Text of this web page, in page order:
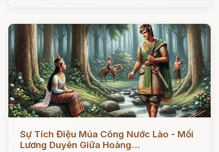
Sự Tích Điệu Múa Công Nước Lào - Mối
Lương Duyên Giữa Hoàng...